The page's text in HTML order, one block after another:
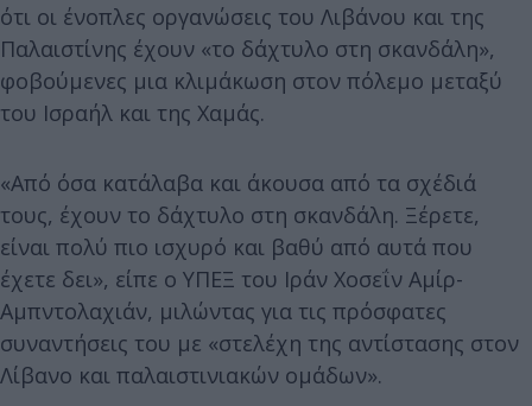
ότι οι ένοπλες οργανώσεις του Λιβάνου και της
Παλαιστίνης έχουν «το δάχτυλο στη σκανδάλη»,
φοβούμενες μια κλιμάκωση στον πόλεμο μεταξύ
του Ισραήλ και της Χαμάς.
«Από όσα κατάλαβα και άκουσα από τα σχέδιά
τους, έχουν το δάχτυλο στη σκανδάλη. Ξέρετε,
είναι πολύ πιο ισχυρό και βαθύ από αυτά που
έχετε δει», είπε ο ΥΠΕΞ του Ιράν Χοσεΐν Αμίρ-
Αμπντολαχιάν, μιλώντας για τις πρόσφατες
συναντήσεις του με «στελέχη της αντίστασης στον
Λίβανο και παλαιστινιακών ομάδων».